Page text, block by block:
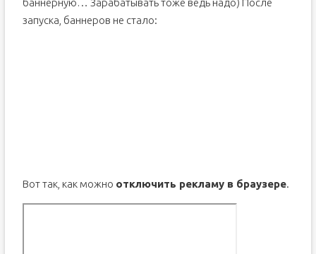
баннерную… Зарабатывать тоже ведь надо) После
запуска, баннеров не стало:
Вот так, как можно отключить рекламу в браузере.